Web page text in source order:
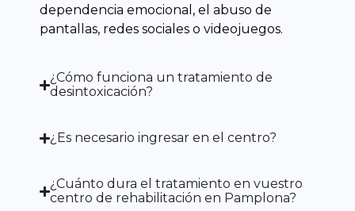
dependencia emocional, el abuso de
pantallas, redes sociales o videojuegos.
¿Cómo funciona un tratamiento de
desintoxicación?
¿Es necesario ingresar en el centro?
¿Cuánto dura el tratamiento en vuestro
centro de rehabilitación en Pamplona?